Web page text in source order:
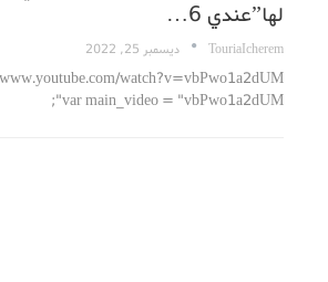
لها”عندي 6…
TouriaIcherem ديسمبر 25, 2022
watch?v=vbPwo1a2dUM
var main_video = "vbPwo1a2dUM";